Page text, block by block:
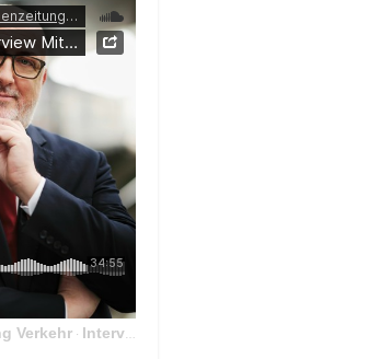
Verkehr· Interview Mit Andreas Matthä, CEO der ÖBB Holding